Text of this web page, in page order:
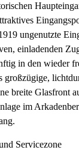
ungenutzte
einladenden
in den wieder
großzügige,
breite Glasfront
im
Servicezone